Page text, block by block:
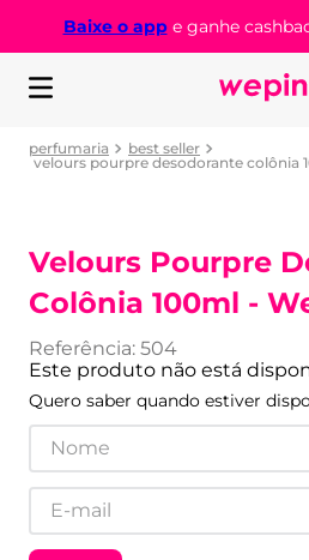
Baixe o appe ganhe
perfumaria
best seller
velours pourpre desodorante colônia
Velours Pourpre
Colônia 100ml -
Referência: 504
Este produto não está
Quero saber quando estiver